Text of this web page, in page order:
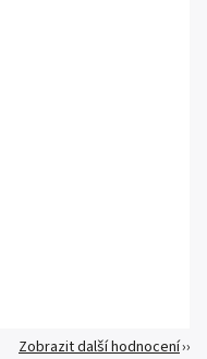
Zobrazit další hodnocení